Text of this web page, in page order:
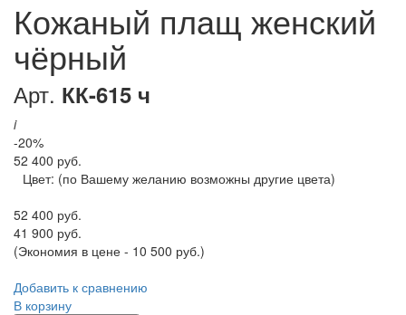
Кожаный плащ женский
чёрный
Арт. КК-615 ч
i
-20%
52 400 руб.
Цвет: (по Вашему желанию возможны другие цвета)
52 400 руб.
41 900 руб.
(Экономия в цене - 10 500 руб.)
Добавить к сравнению
В корзину